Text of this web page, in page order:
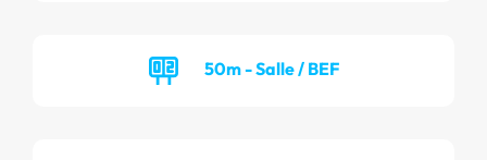
50m - Salle / BEF